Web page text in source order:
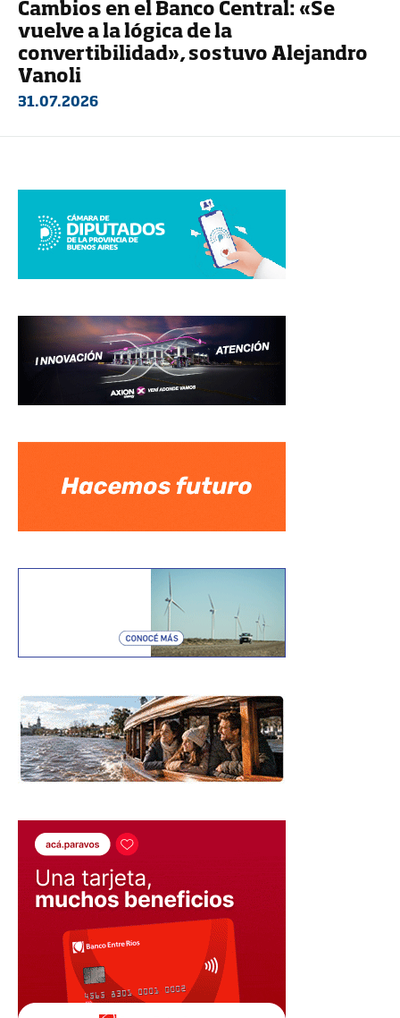
Cambios en el Banco Central: «Se
vuelve a la lógica de la
convertibilidad», sostuvo Alejandro
Vanoli
31.07.2026